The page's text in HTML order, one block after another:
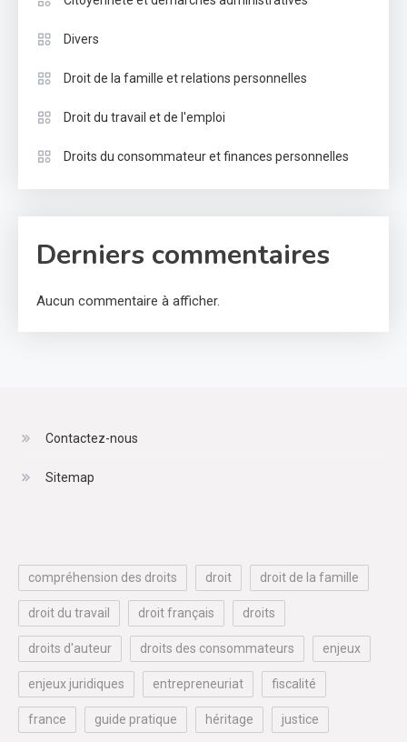
Divers
Droit de la famille et relations personnelles
Droit du travail et de l'emploi
Droits du consommateur et finances personnelles
Derniers commentaires
Aucun commentaire à afficher.
Contactez-nous
Sitemap
compréhension des droits droit droit de la famille
droit du travail droit français droits
droits d'auteur droits des consommateurs enjeux
enjeux juridiques entrepreneuriat fiscalité
france guide pratique héritage justice